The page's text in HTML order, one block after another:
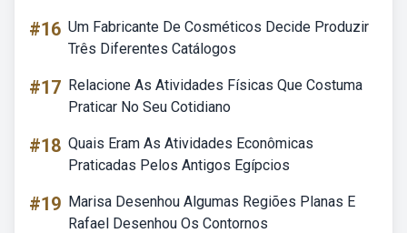
#16 Um Fabricante De Cosméticos Decide Produzir
Três Diferentes Catálogos
#17 Relacione As Atividades Físicas Que Costuma
Praticar No Seu Cotidiano
#18 Quais Eram As Atividades Econômicas
Praticadas Pelos Antigos Egípcios
#19 Marisa Desenhou Algumas Regiões Planas E
Rafael Desenhou Os Contornos